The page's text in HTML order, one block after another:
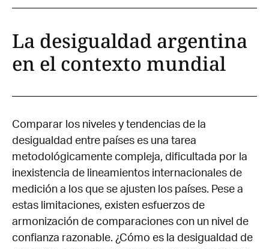
La desigualdad argentina
en el contexto mundial
Comparar los niveles y tendencias de la
desigualdad entre países es una tarea
metodológicamente compleja, dificultada por la
inexistencia de lineamientos internacionales de
medición a los que se ajusten los países. Pese a
estas limitaciones, existen esfuerzos de
armonización de comparaciones con un nivel de
confianza razonable. ¿Cómo es la desigualdad de